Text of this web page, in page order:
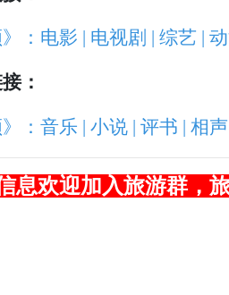
》：电影 | 电视剧 | 综艺 |
：
》：音乐 | 小说 | 评书 | 相声
息欢迎加入旅游群，